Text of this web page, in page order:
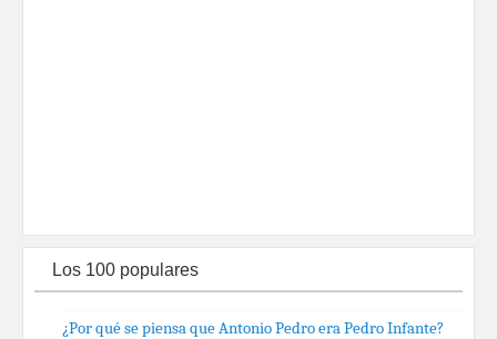
Los 100 populares
¿Por qué se piensa que Antonio Pedro era Pedro Infante?